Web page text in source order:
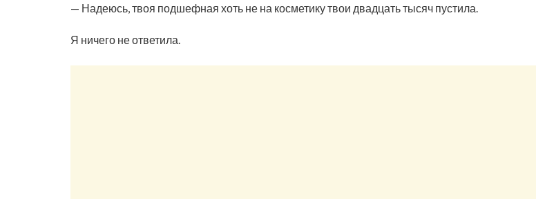
— Надеюсь, твоя подшефная хоть не на косметику твои двадцать тысяч пустила.
Я ничего не ответила.